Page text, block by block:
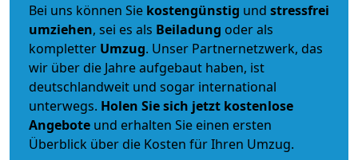
Bei uns können Sie kostengünstig und stressfrei
umziehen, sei es als Beiladung oder als
kompletter Umzug. Unser Partnernetzwerk, das
wir über die Jahre aufgebaut haben, ist
deutschlandweit und sogar international
unterwegs. Holen Sie sich jetzt kostenlose
Angebote und erhalten Sie einen ersten
Überblick über die Kosten für Ihren Umzug.